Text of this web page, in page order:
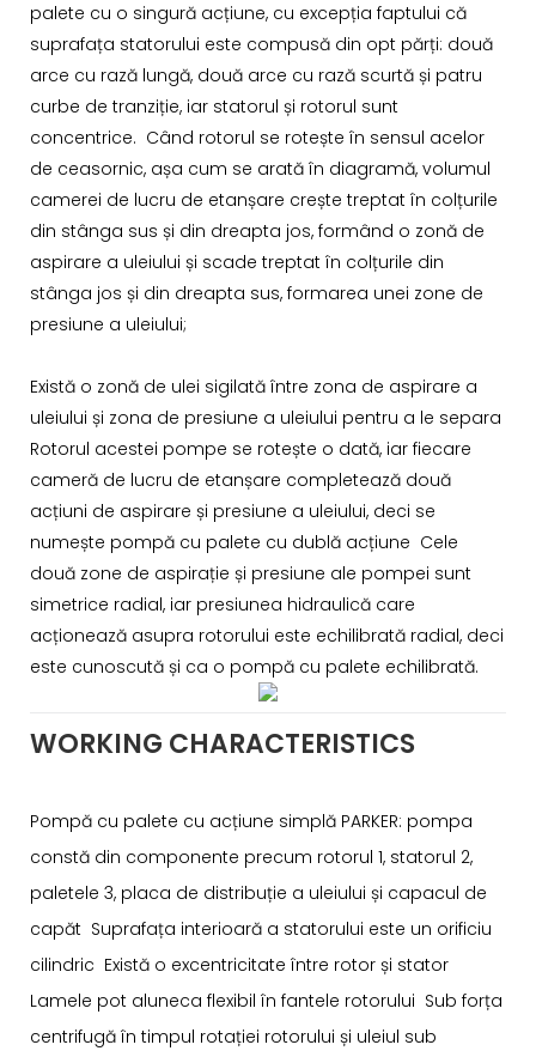
palete cu o singură acțiune, cu excepția faptului că
suprafața statorului este compusă din opt părți: două
arce cu rază lungă, două arce cu rază scurtă și patru
curbe de tranziție, iar statorul și rotorul sunt
concentrice. Când rotorul se rotește în sensul acelor
de ceasornic, așa cum se arată în diagramă, volumul
camerei de lucru de etanșare crește treptat în colțurile
din stânga sus și din dreapta jos, formând o zonă de
aspirare a uleiului și scade treptat în colțurile din
stânga jos și din dreapta sus, formarea unei zone de
presiune a uleiului;
Există o zonă de ulei sigilată între zona de aspirare a
uleiului și zona de presiune a uleiului pentru a le separa
Rotorul acestei pompe se rotește o dată, iar fiecare
cameră de lucru de etanșare completează două
acțiuni de aspirare și presiune a uleiului, deci se
numește pompă cu palete cu dublă acțiune Cele
două zone de aspirație și presiune ale pompei sunt
simetrice radial, iar presiunea hidraulică care
acționează asupra rotorului este echilibrată radial, deci
este cunoscută și ca o pompă cu palete echilibrată.
WORKING CHARACTERISTICS
Pompă cu palete cu acțiune simplă PARKER: pompa
constă din componente precum rotorul 1, statorul 2,
paletele 3, placa de distribuție a uleiului și capacul de
capăt Suprafața interioară a statorului este un orificiu
cilindric Există o excentricitate între rotor și stator
Lamele pot aluneca flexibil în fantele rotorului Sub forța
centrifugă în timpul rotației rotorului și uleiul sub